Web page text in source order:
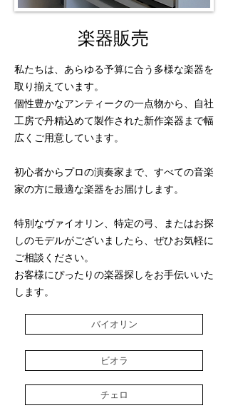
楽器販売
私たちは、あらゆる予算に合う多様な楽器を
取り揃えています。
個性豊かなアンティークの一点物から、自社
工房で丹精込めて製作された新作楽器まで幅
広くご用意しています。
初心者からプロの演奏家まで、すべての音楽
家の方に最適な楽器をお届けします。
特別なヴァイオリン、特定の弓、またはお探
しのモデルがございましたら、ぜひお気軽に
ご相談ください。
お客様にぴったりの楽器探しをお手伝いいた
します。
バイオリン
ビオラ
チェロ